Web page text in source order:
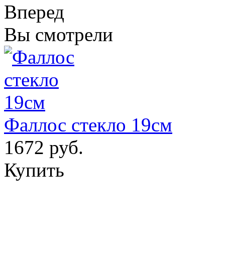
Вперед
Вы смотрели
Фаллос стекло 19см
1672 руб.
Купить